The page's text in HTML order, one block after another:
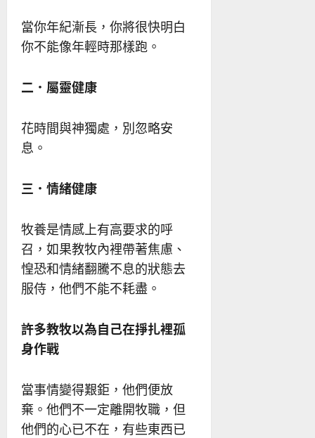
當你年紀漸長，你將很快明白
你不能像年輕時那樣跑。
二．屬靈健康
花時間與神獨處，別忽略安
息。
三．情緒健康
牧養是情感上有高要求的呼
召，如果教牧內裡帶著焦慮、
惶恐和情緒翻騰不息的狀態去
服侍，他們不能不耗盡。
許多教牧以為自己在掙扎裡孤
身作戰
當事情變得艱鉅，他們便放
棄。他們不一定離開牧職，但
他們的心已不在，有些東西已